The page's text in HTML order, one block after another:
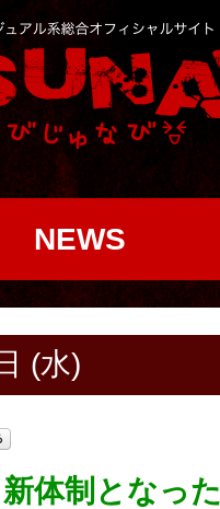
NEWS
(水)
新体制となっ